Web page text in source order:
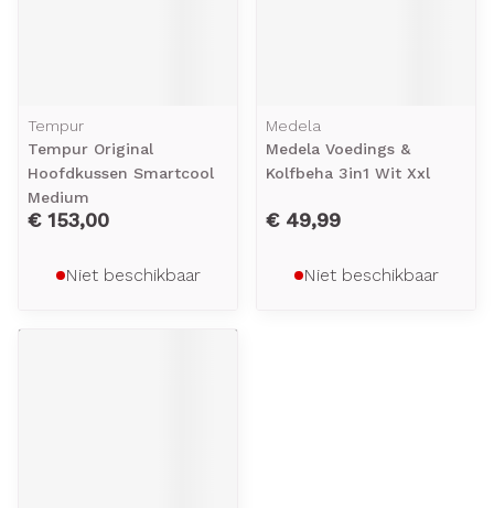
Tempur
Tempur Original
Hoofdkussen Smartcool
Medium
€ 153,00
Niet beschikbaar
Medela
Medela Voedings &
Kolfbeha 3in1 Wit Xxl
€ 49,99
Niet beschikbaar